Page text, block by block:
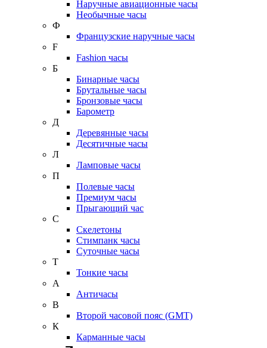
Наручные авиационные часы
Необычные часы
Ф
Французские наручные часы
F
Fashion часы
Б
Бинарные часы
Брутальные часы
Бронзовые часы
Барометр
Д
Деревянные часы
Десятичные часы
Л
Ламповые часы
П
Полевые часы
Премиум часы
Прыгающий час
С
Скелетоны
Стимпанк часы
Суточные часы
Т
Тонкие часы
А
Античасы
В
Второй часовой пояс (GMT)
К
Карманные часы